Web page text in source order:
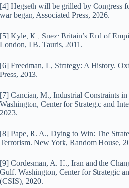
[4] Hegseth will be grilled by Congress
war began, Associated Press, 2026.
[5] Kyle, K., Suez: Britain’s End of
London, I.B. Tauris, 2011.
[6] Freedman, L, Strategy: A History.
Press, 2013.
[7] Cancian, M., Industrial Constraints
Washington, Center for Strategic and
2023.
[8] Pape, R. A., Dying to Win: The
Terrorism. New York, Random House,
[9] Cordesman, A. H., Iran and the
Gulf. Washington, Center for Strategic
(CSIS), 2020.